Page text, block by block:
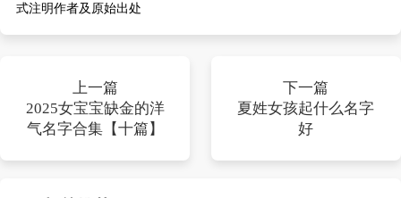
式注明作者及原始出处
上一篇
2025女宝宝缺金的洋
气名字合集【十篇】
下一篇
夏姓女孩起什么名字
好